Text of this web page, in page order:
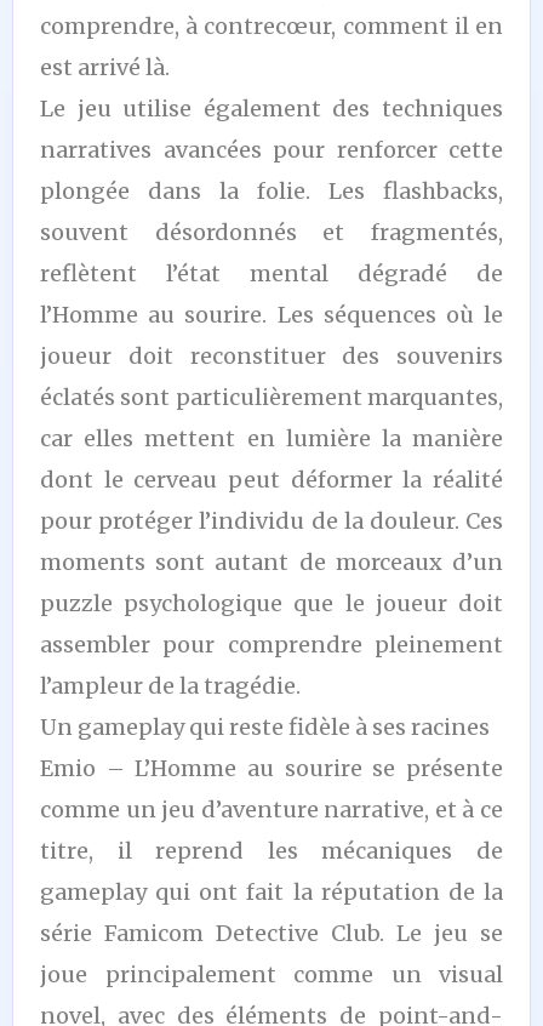
comprendre, à contrecœur, comment il en
est arrivé là.
Le jeu utilise également des techniques
narratives avancées pour renforcer cette
plongée dans la folie. Les flashbacks,
souvent désordonnés et fragmentés,
reflètent l’état mental dégradé de
l’Homme au sourire. Les séquences où le
joueur doit reconstituer des souvenirs
éclatés sont particulièrement marquantes,
car elles mettent en lumière la manière
dont le cerveau peut déformer la réalité
pour protéger l’individu de la douleur. Ces
moments sont autant de morceaux d’un
puzzle psychologique que le joueur doit
assembler pour comprendre pleinement
l’ampleur de la tragédie.
Un gameplay qui reste fidèle à ses racines
Emio – L’Homme au sourire se présente
comme un jeu d’aventure narrative, et à ce
titre, il reprend les mécaniques de
gameplay qui ont fait la réputation de la
série Famicom Detective Club. Le jeu se
joue principalement comme un visual
novel, avec des éléments de point-and-